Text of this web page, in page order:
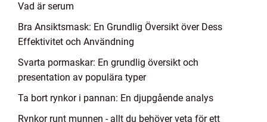
Vad är serum
Bra Ansiktsmask: En Grundlig Översikt över Dess
Effektivitet och Användning
Svarta pormaskar: En grundlig översikt och
presentation av populära typer
Ta bort rynkor i pannan: En djupgående analys
Rynkor runt munnen - allt du behöver veta för ett